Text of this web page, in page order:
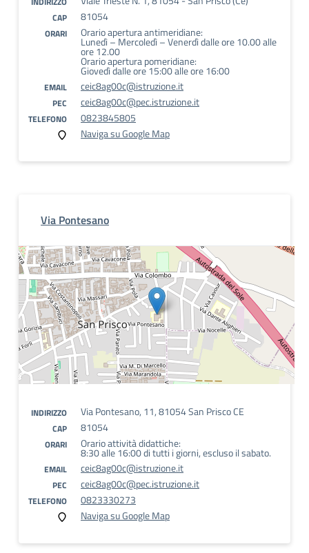
CAP 81054
ORARI Orario apertura antimeridiane:
Lunedì – Mercoledì – Venerdì dalle ore 10.00 alle
ore 12.00
Orario apertura pomeridiane:
Giovedì dalle ore 15:00 alle ore 16:00
EMAIL ceic8ag00c@istruzione.it
PEC ceic8ag00c@pec.istruzione.it
TELEFONO
0823845805
Naviga su Google Map
Via Pontesano
INDIRIZZO Via Pontesano, 11, 81054 San Prisco CE
CAP 81054
ORARI Orario attività didattiche:
8:30 alle 16:00 di tutti i giorni, escluso il sabato.
EMAIL ceic8ag00c@istruzione.it
PEC ceic8ag00c@pec.istruzione.it
TELEFONO
0823330273
Naviga su Google Map